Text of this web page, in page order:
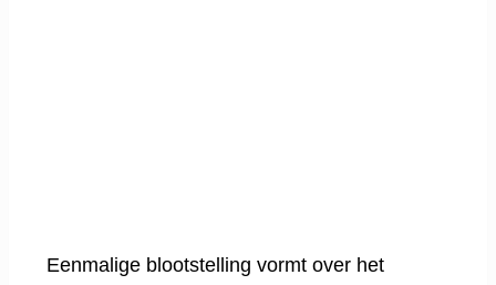
Eenmalige blootstelling vormt over het